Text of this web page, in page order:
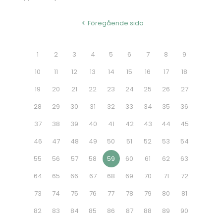
Föregående sida
1 2 3 4 5 6 7 8
9
10
11 12 13 14 15 16 17
18
19
20 21 22 23 24 25 26
27
28
29 30 31 32 33 34 35
36
37
38 39 40 41 42 43 44
45
46
47 48 49 50 51 52 53
54
55
56 57 58 59 60 61 62
63
64
65 66 67 68 69 70 71
72
73
74 75 76 77 78 79 80
81
82
83 84 85 86 87 88 89
90